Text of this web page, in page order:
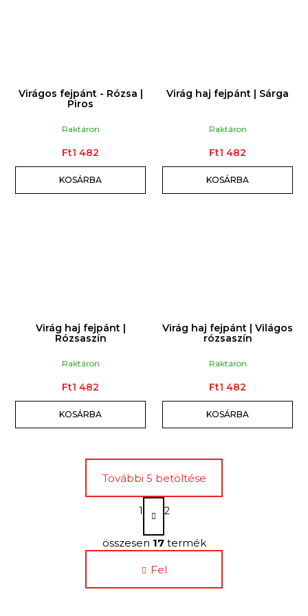
Virágos fejpánt - Rózsa |
Piros
Raktáron
Ft1 482
KOSÁRBA
Virág haj fejpánt | Sárga
Raktáron
Ft1 482
KOSÁRBA
Virág haj fejpánt |
Rózsaszín
Raktáron
Ft1 482
KOSÁRBA
Virág haj fejpánt | Világos
rózsaszín
Raktáron
Ft1 482
KOSÁRBA
L
i
s
t
További 5 betöltése
L
a
o
z
á
1 2
összesen 17termék
Fel